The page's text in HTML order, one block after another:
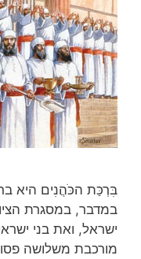
בִּרְכַּת הכֹּהֲנִים היא
במדבר, במסגרת
ישראל, ואת בני
מורכבת משלושה